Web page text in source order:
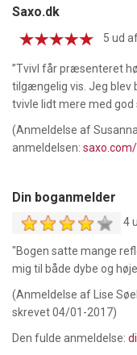
Saxo.dk
5 ud
”Tvivl får præsenteret
tilgængelig vis. Jeg blev
tvivle lidt mere med god
(Anmeldelse af
anmeldelsen:
Din boganmelder
4
"Bogen satte mange
mig til både dybe og
(Anmeldelse af Lise
skrevet 04/01-2017)
Den fulde anmeldelse: